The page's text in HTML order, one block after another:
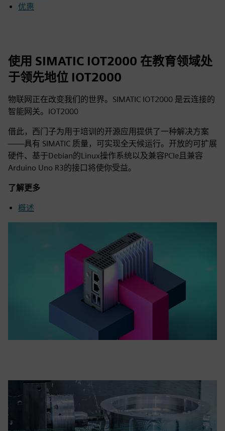
优惠
使用 SIMATIC IOT2000 在教育领域处
于领先地位 IOT2000
物联网正在改变我们的世界。SIMATIC IOT2000 是云连接的
智能网关。IOT2000
借此，西门子为用于培训的开源应用提供了一种解决方案
——具有 SIMATIC 质量，可实现全天候运行。开放的可扩展
硬件、基于Debian的Linux操作系统以及兼容PCIe且兼容
Arduino Uno R3的接口将使你受益。
了解更多
概述